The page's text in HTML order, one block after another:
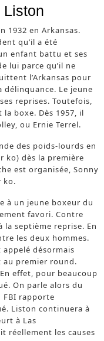
Liston
1932 en Arkansas.
qu’il a été
enfant battu et ses
lui parce qu’il ne
l’Arkansas pour
délinquance. Le jeune
reprises. Toutefois,
la boxe. Dès 1957, il
ou Ernie Terrel.
des poids-lourds en
ko) dès la première
est organisée, Sonny
ko.
à un jeune boxeur du
favori. Contre
septième reprise. En
les deux hommes.
appelé désormais
au premier round.
effet, pour beaucoup
On parle alors du
FBI rapporte
Liston continuera à
à Las
réellement les causes